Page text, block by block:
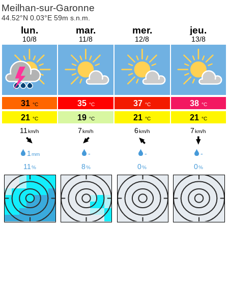
Meilhan-sur-Garonne
44.52°N 0.03°E 59m s.n.m.
lun.
10/8
31 °C
21 °C
11km/h
1mm
11 %
mar.
11/8
35 °C
19 °C
7km/h
-
8%
mer.
12/8
37 °C
21 °C
6km/h
-
0%
jeu.
13/8
38 °C
21 °C
7 km/h
-
0%